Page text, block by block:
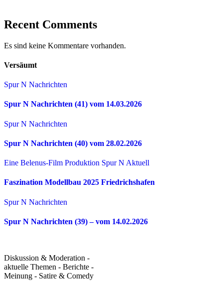
Recent Comments
Es sind keine Kommentare vorhanden.
Versäumt
Spur N Nachrichten
Spur N Nachrichten (41) vom 14.03.2026
Spur N Nachrichten
Spur N Nachrichten (40) vom 28.02.2026
Eine Belenus-Film Produktion Spur N Aktuell
Faszination Modellbau 2025 Friedrichshafen
Spur N Nachrichten
Spur N Nachrichten (39) – vom 14.02.2026
Diskussion & Moderation -
aktuelle Themen - Berichte -
Meinung - Satire & Comedy